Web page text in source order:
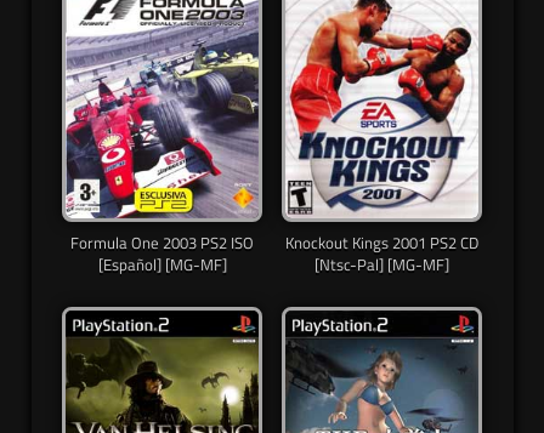
Formula One 2003 PS2 ISO
[Español] [MG-MF]
Knockout Kings 2001 PS2 CD
[Ntsc-Pal] [MG-MF]